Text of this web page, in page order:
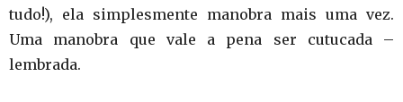
tudo!), ela simplesmente manobra mais uma vez.
Uma manobra que vale a pena ser cutucada –
lembrada.